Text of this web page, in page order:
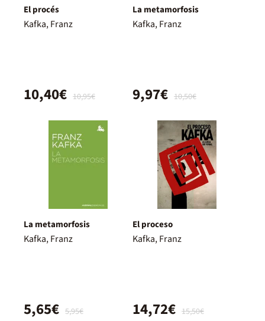
El procés
Kafka, Franz
10,95€
10,40€
La metamorfosis
Kafka, Franz
10,50€
9,97€
La metamorfosis
Kafka, Franz
5,95€
5,65€
El proceso
Kafka, Franz
15,50€
14,72€